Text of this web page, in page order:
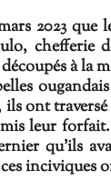
2023
chefferie
à la
ont
leur
qu'ils
inciviques